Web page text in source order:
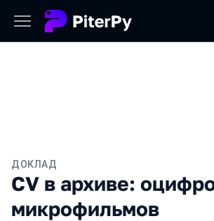
ДОКЛАД
CV в архиве:
микрофильмов